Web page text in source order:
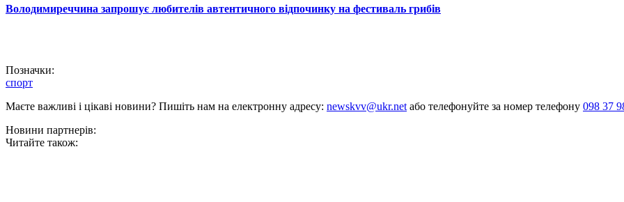
Володимиреччина запрошує любителів автентичного відпочинку на фестиваль грибів
Позначки:
спорт
Маєте важливі і цікаві новини? Пишіть нам на електронну адресу: newskvv@ukr.netабо телефонуйте за номер телефону 098 37
Новини партнерів:
Читайте також: